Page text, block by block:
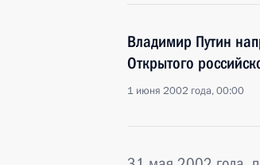
Владимир Путин
Открытого
1 июня 2002 года, 00:00